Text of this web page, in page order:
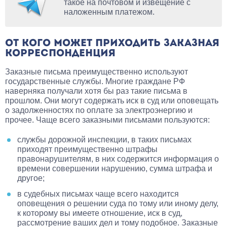
такое на почтовом и извещение с
наложенным платежом.
ОТ КОГО МОЖЕТ ПРИХОДИТЬ ЗАКАЗНАЯ
КОРРЕСПОНДЕНЦИЯ
Заказные письма преимущественно используют
государственные службы. Многие граждане РФ
наверняка получали хотя бы раз такие письма в
прошлом. Они могут содержать иск в суд или оповещать
о задолженностях по оплате за электроэнергию и
прочее. Чаще всего заказными письмами пользуются:
службы дорожной инспекции, в таких письмах
приходят преимущественно штрафы
правонарушителям, в них содержится информация о
времени совершении нарушению, сумма штрафа и
другое;
в судебных письмах чаще всего находится
оповещения о решении суда по тому или иному делу,
к которому вы имеете отношение, иск в суд,
рассмотрение ваших дел и тому подобное. Заказные